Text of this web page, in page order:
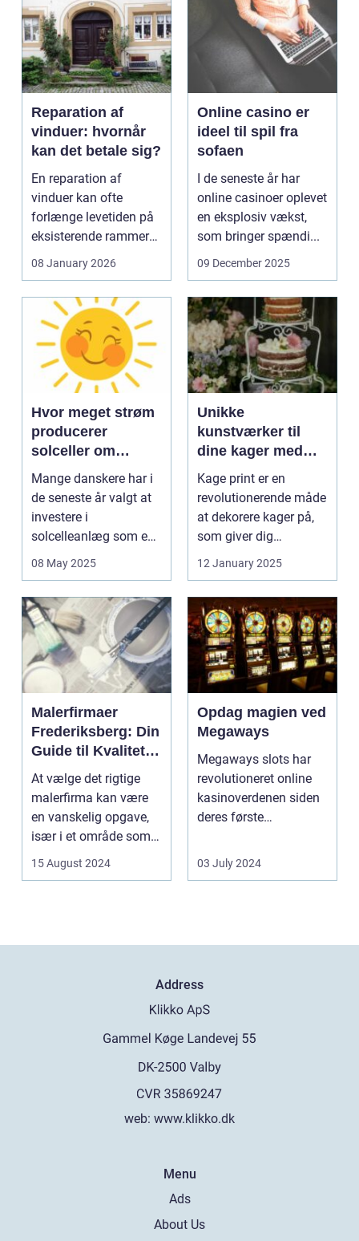
Reparation af
vinduer: hvornår
kan det betale sig?
En reparation af
vinduer kan ofte
forlænge levetiden på
eksisterende rammer
og glas med ...
08 January 2026
Online casino er
ideel til spil fra
sofaen
I de seneste år har
online casinoer oplevet
en eksplosiv vækst,
som bringer spændi...
09 December 2025
Hvor meget strøm
producerer
solceller om
vinteren?
Mange danskere har i
de seneste år valgt at
investere i
solcelleanlæg som en
bæred...
08 May 2025
Unikke
kunstværker til
dine kager med
kage print
Kage print er en
revolutionerende måde
at dekorere kager på,
som giver dig
mulighed for ...
12 January 2025
Malerfirmaer
Frederiksberg: Din
Guide til Kvalitet
og Service
At vælge det rigtige
malerfirma kan være
en vanskelig opgave,
især i et område som
Frederiksberg, hv...
15 August 2024
Opdag magien ved
Megaways
Megaways slots har
revolutioneret online
kasinoverdenen siden
deres første
spillea...
03 July 2024
Address
web: www.klikko.dk
Menu
Ads
About Us